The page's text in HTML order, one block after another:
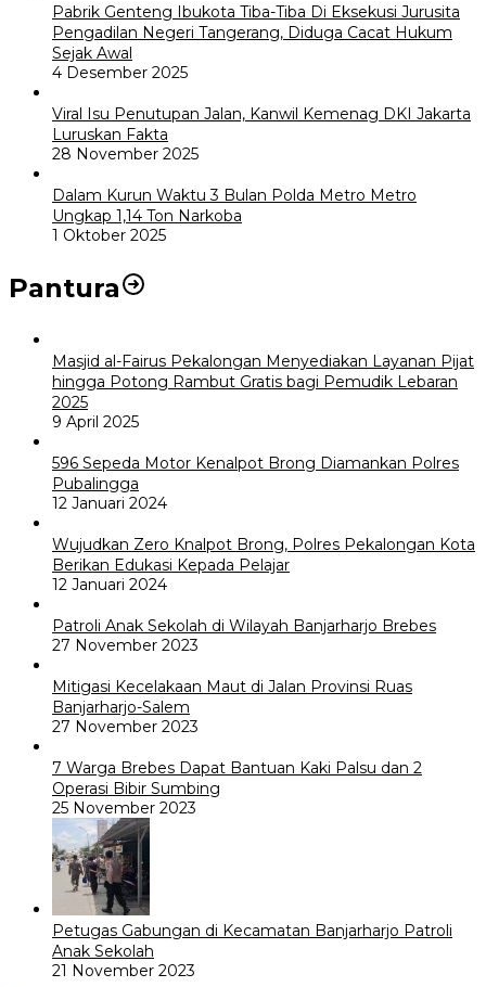
Pabrik Genteng Ibukota Tiba-Tiba Di Eksekusi Jurusita
Pengadilan Negeri Tangerang, Diduga Cacat Hukum
Sejak Awal
4 Desember 2025
Viral Isu Penutupan Jalan, Kanwil Kemenag DKI Jakarta
Luruskan Fakta
28 November 2025
Dalam Kurun Waktu 3 Bulan Polda Metro Metro
Ungkap 1,14 Ton Narkoba
1 Oktober 2025
Pantura
Masjid al-Fairus Pekalongan Menyediakan Layanan Pijat
hingga Potong Rambut Gratis bagi Pemudik Lebaran
2025
9 April 2025
596 Sepeda Motor Kenalpot Brong Diamankan Polres
Pubalingga
12 Januari 2024
Wujudkan Zero Knalpot Brong, Polres Pekalongan Kota
Berikan Edukasi Kepada Pelajar
12 Januari 2024
Patroli Anak Sekolah di Wilayah Banjarharjo Brebes
27 November 2023
Mitigasi Kecelakaan Maut di Jalan Provinsi Ruas
Banjarharjo-Salem
27 November 2023
7 Warga Brebes Dapat Bantuan Kaki Palsu dan 2
Operasi Bibir Sumbing
25 November 2023
Petugas Gabungan di Kecamatan Banjarharjo Patroli
Anak Sekolah
21 November 2023